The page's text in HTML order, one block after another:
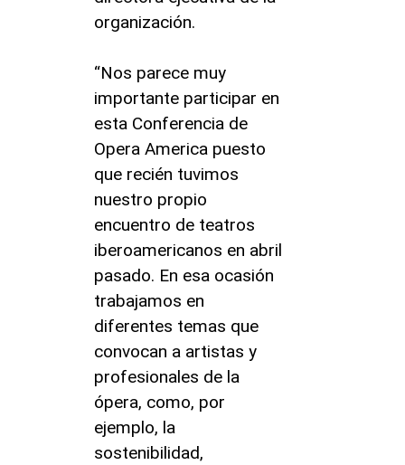
organización.
“Nos parece muy
importante participar en
esta Conferencia de
Opera America puesto
que recién tuvimos
nuestro propio
encuentro de teatros
iberoamericanos en abril
pasado. En esa ocasión
trabajamos en
diferentes temas que
convocan a artistas y
profesionales de la
ópera, como, por
ejemplo, la
sostenibilidad,